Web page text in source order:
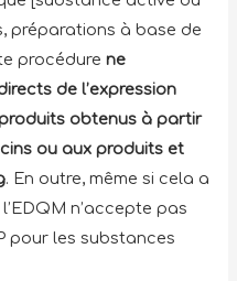
préparations à base de
procédurene
del’expression
obtenus à partir
ou auxproduits et
. En outre, même si cela a
n’accepte pas
pour les substances